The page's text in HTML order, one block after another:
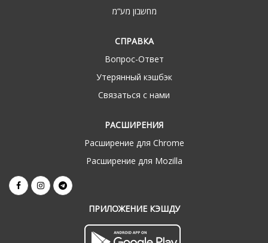
מחשבון מע“מ
СПРАВКА
Вопрос-Ответ
Утерянный кэшбэк
Связаться с нами
РАСШИРЕНИЯ
Расширение для Chrome
Расширение для Mozilla
ПРИЛОЖЕНИЕ КЭШДУ